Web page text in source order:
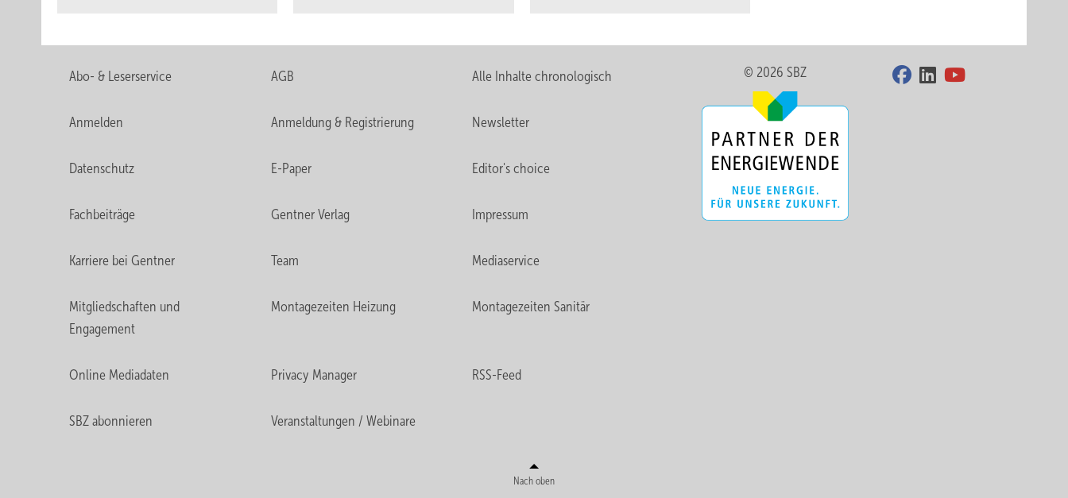
Abo- & Leserservice AGB Alle Inhalte chronologisch
Anmelden Anmeldung & Registrierung Newsletter
Datenschutz E-Paper Editor's choice
Fachbeiträge Gentner Verlag Impressum
Karriere bei Gentner Team Mediaservice
Mitgliedschaften und
Engagement
Montagezeiten Heizung Montagezeiten Sanitär
Online Mediadaten Privacy Manager RSS-Feed
SBZ abonnieren Veranstaltungen / Webinare
© 2026 SBZ
Nach oben